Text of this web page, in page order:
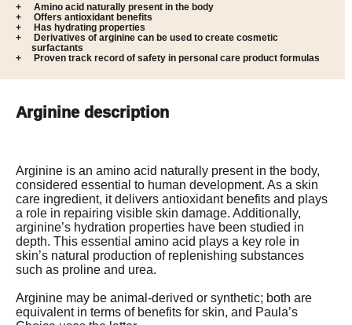
Amino acid naturally present in the body
Offers antioxidant benefits
Has hydrating properties
Derivatives of arginine can be used to create cosmetic
surfactants
Proven track record of safety in personal care product formulas
Arginine description
Arginine is an amino acid naturally present in the body,
considered essential to human development. As a skin
care ingredient, it delivers antioxidant benefits and plays
a role in repairing visible skin damage. Additionally,
arginine’s hydration properties have been studied in
depth. This essential amino acid plays a key role in
skin’s natural production of replenishing substances
such as proline and urea.
Arginine may be animal-derived or synthetic; both are
equivalent in terms of benefits for skin, and Paula’s